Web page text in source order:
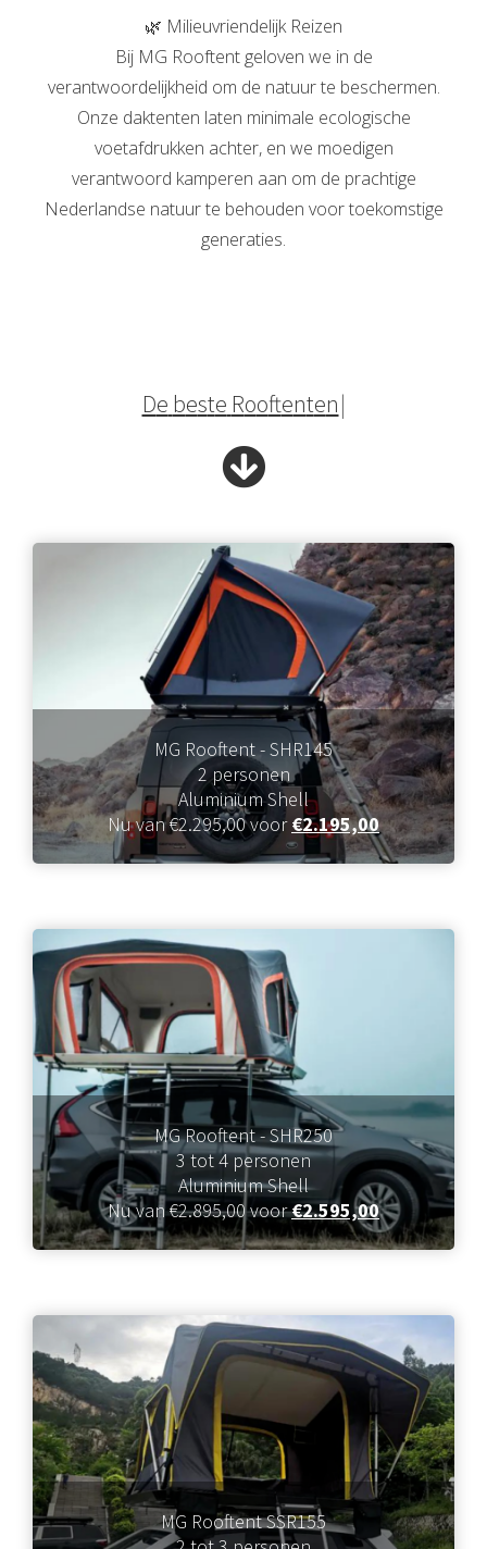
🌿 Milieuvriendelijk Reizen
Bij MG Rooftent geloven we in de
verantwoordelijkheid om de natuur te beschermen.
Onze daktenten laten minimale ecologische
voetafdrukken achter, en we moedigen
verantwoord kamperen aan om de prachtige
Nederlandse natuur te behouden voor toekomstige
generaties.
De beste Roofenten
MG Rooftent - SHR145
2 personen
Aluminium Shell
Nu van €2.295,00 voor€2.195,00
MG Rooftent - SHR250
3 tot 4 personen
Aluminium Shell
Nu van €2.895,00 voor€2.595,00
MG Rooftent SSR155